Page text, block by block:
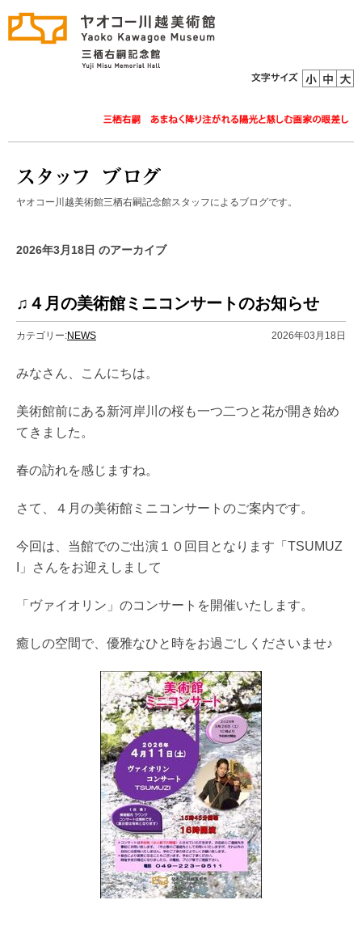
ヤオコー川越美術館三栖右嗣記念館スタッフによるブログです。
2026年3月18日 のアーカイブ
♫４月の美術館ミニコンサートのお知らせ
カテゴリー:NEWS 2026年03月18日
みなさん、こんにちは。
美術館前にある新河岸川の桜も一つ二つと花が開き始め
てきました。
春の訪れを感じますね。
さて、４月の美術館ミニコンサートのご案内です。
今回は、当館でのご出演１０回目となります「TSUMUZ
I」さんをお迎えしまして
「ヴァイオリン」のコンサートを開催いたします。
癒しの空間で、優雅なひと時をお過ごしくださいませ♪